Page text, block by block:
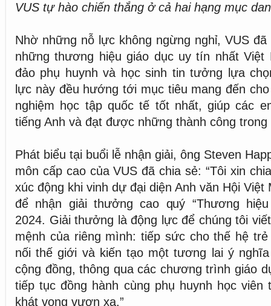
VUS tự hào chiến thắng ở cả hai hạng mục
Nhờ những nỗ lực không ngừng nghỉ, VUS
những thương hiệu giáo dục uy tín nhất Việt
đảo phụ huynh và học sinh tin tưởng lựa
lực này đều hướng tới mục tiêu mang đến
nghiệm học tập quốc tế tốt nhất, giúp các
tiếng Anh và đạt được những thành công
Phát biểu tại buổi lễ nhận giải, ông Steven
môn cấp cao của VUS đã chia sẻ: “Tôi xin
xúc động khi vinh dự đại diện Anh văn Hội
để nhận giải thưởng cao quý “Thương
2024. Giải thưởng là động lực để chúng tôi
mệnh của riêng mình: tiếp sức cho thế hệ
nối thế giới và kiến tạo một tương lai ý
cộng đồng, thông qua các chương trình giáo
tiếp tục đồng hành cùng phụ huynh học viên
khát vọng vươn xa.”